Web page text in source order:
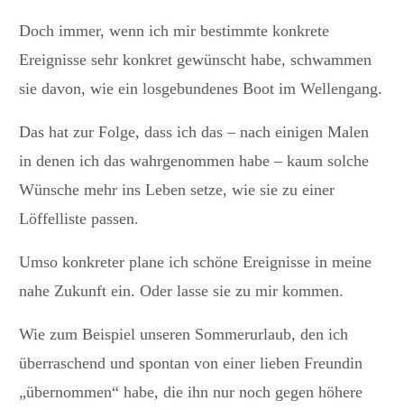
Doch immer, wenn ich mir bestimmte konkrete
Ereignisse sehr konkret gewünscht habe, schwammen
sie davon, wie ein losgebundenes Boot im Wellengang.
Das hat zur Folge, dass ich das – nach einigen Malen
in denen ich das wahrgenommen habe – kaum solche
Wünsche mehr ins Leben setze, wie sie zu einer
Löffelliste passen.
Umso konkreter plane ich schöne Ereignisse in meine
nahe Zukunft ein. Oder lasse sie zu mir kommen.
Wie zum Beispiel unseren Sommerurlaub, den ich
überraschend und spontan von einer lieben Freundin
„übernommen“ habe, die ihn nur noch gegen höhere